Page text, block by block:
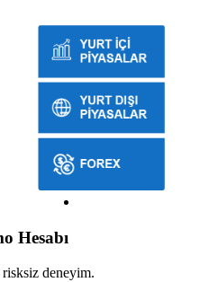
Hesabı
deneyim.